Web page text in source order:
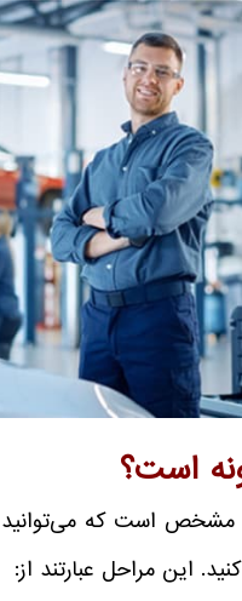
است؟
است که
این مراحل عبارتند از: